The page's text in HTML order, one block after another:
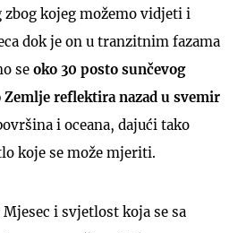
kojeg možemo vidjeti i
dok je on u tranzitnim fazama
se oko 30 posto sunčevog
Zemlje reflektira nazad u svemir
i oceana, dajući tako
koje se može mjeriti.
i svjetlost koja se sa